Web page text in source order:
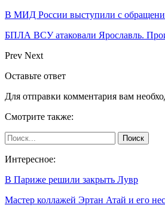
В МИД России выступили с
БПЛА ВСУ атаковали Ярославль.
Prev Next
Оставьте ответ
Для отправки комментария вам
Смотрите также:
Интересное:
В Париже решили закрыть Лувр
Мастер коллажей Эртан Атай и его